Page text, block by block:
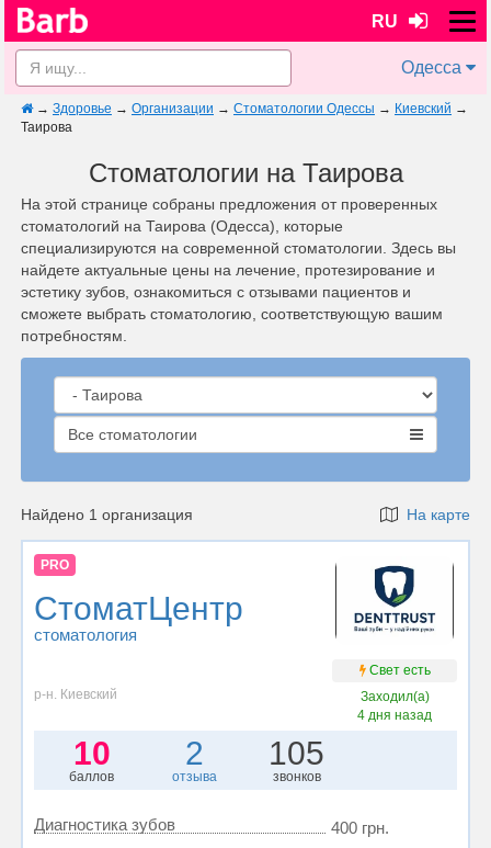
RU
Одесса
→ Здоровье → Организации → Стоматологии Одессы → Киевский →
Таирова
Стоматологии на Таирова
На этой странице собраны предложения от проверенных
стоматологий на Таирова (Одесса), которые
специализируются на современной стоматологии. Здесь вы
найдете актуальные цены на лечение, протезирование и
эстетику зубов, ознакомиться с отзывами пациентов и
сможете выбрать стоматологию, соответствующую вашим
потребностям.
Все стоматологии
Найдено 1 организация На карте
PRO
СтоматЦентр
стоматология
Свет есть
р-н. Киевский
Заходил(а)
4 дня назад
10
баллов
2
отзыва
105
звонков
Диагностика зубов
400 грн.